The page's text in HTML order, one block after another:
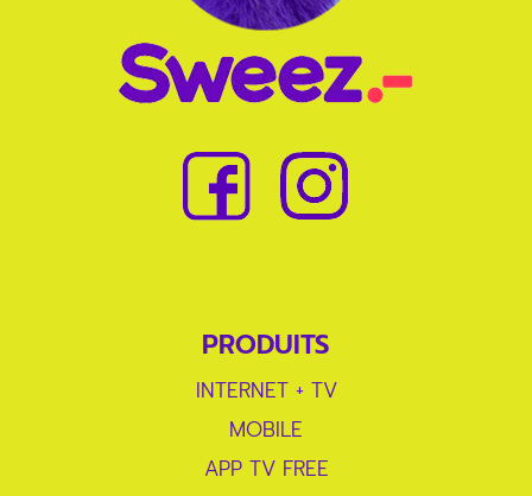
PRODUITS
INTERNET + TV
MOBILE
APP TV FREE